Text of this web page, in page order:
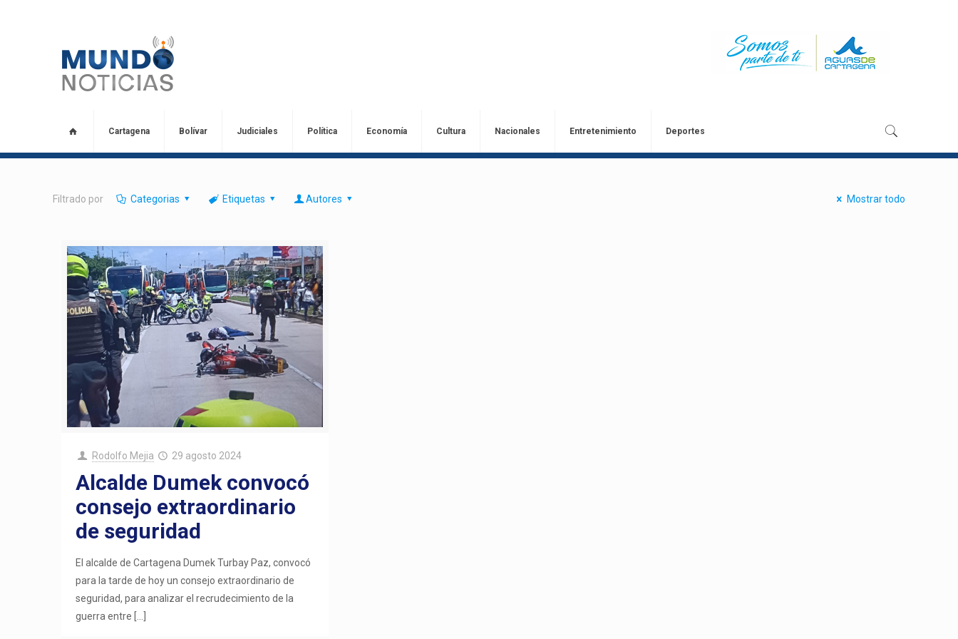
Cartagena Bolívar Judiciales Política Economía Cultura Nacionales Entretenimiento Deportes
Filtrado por Categorias Etiquetas Autores Mostrar todo
Rodolfo Mejia 29 agosto 2024
Alcalde Dumek convocó
consejo extraordinario
de seguridad
El alcalde de Cartagena Dumek Turbay Paz, convocó
para la tarde de hoy un consejo extraordinario de
seguridad, para analizar el recrudecimiento de la
guerra entre